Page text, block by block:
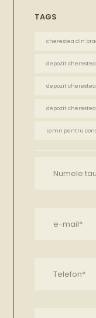
TAGS
cherestea din
depozit
depozit
depozit
Lemn pentru